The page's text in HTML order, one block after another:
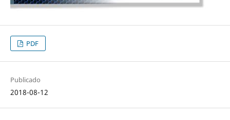
PDF
Publicado
2018-08-12